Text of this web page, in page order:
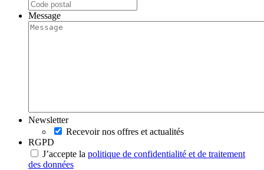
Message
Newsletter
Recevoir nos offres et actualités
RGPD
J’accepte la politique de confidentialité et de traitement
des données